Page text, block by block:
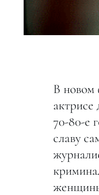
В новом
актрисе
70-80-е
славу